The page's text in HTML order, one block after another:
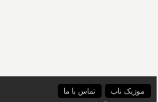
موزیک ناب تماس با ما